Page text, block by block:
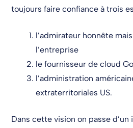
toujours faire confiance à trois
l’admirateur honnête
l’entreprise
le fournisseur de cloud
l’administration
extraterritoriales US.
Dans cette vision on passe